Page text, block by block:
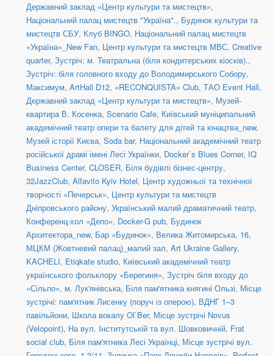
Державний заклад «Центр культури та мистецтв»,
Національний палац мистецтв "Україна"., Будинок культури та
мистецтв СБУ, Клуб BINGO, Національний палац мистецтв
«Україна»_New Fan, Центр культури та мистецтв МВС, Creative
quarter, Зустріч: м. Театральна (біля кондитерських кіосків).,
Зустріч: біля головного входу до Володимирського Собору,
Максимум, ArtHall D12, «RECONQUISTA» Club, ТАО Event Hall,
Державний заклад «Центр культури та мистецтв», Музей-
квартира В. Косенка, Scenario Cafe, Київський муніципальний
академічний театр опери та балету для дітей та юнацтва_new,
Музей історії Києва, Soda bar, Національний академічний театр
російської драмі імені Лесі Українки, Docker`s Blues Corner, IQ
Business Center, CLOSER, Біля будівлі бізнес-центру,
32JazzClub, Alfavito Kyiv Hotel, Центр художньої та технічної
творчості «Печерськ», Центр культури та мистецтв
Дніпровського району, Український малий драматичний театр,
Конференц-хол «Депо», Docker-G pub, Будинок
Архитектора_new, Бар «Будинок», Велика Житомирська, 16,
МЦКМ (Жовтневий палац)_малий зал, Art Ukraine Gallery,
KACHELI, Etiqkate studio, Київський академічний театр
українського фольклору «Берегиня», Зустріч біля входу до
«Сільпо», м. Лук'янівська, Біля пам'ятника княгині Ользі, Місце
зустрічі: пам'ятник Лисенку (поруч із оперою), ВДНГ 1–3
павільйони, Школа вокалу Ol`Ber, Місце зустрічі Novus
(Velopoint), На вул. Інститутській та вул. Шовковичній, Frat
social сlub, Біля пам'ятника Лесі Українці, Місце зустрічі вул.